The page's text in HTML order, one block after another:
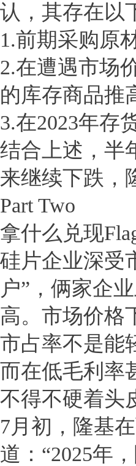
认，其存在以
1.前期采购原
2.在遭遇市场
的库存商品推
3.在2023年存
结合上述，半
来继续下跌，
Part Two
拿什么兑现
硅片企业深受
户”，俩家企
高。市场价格
市占率不是能
而在低毛利率
不得不硬着头
7月初，隆基
道：“2025年